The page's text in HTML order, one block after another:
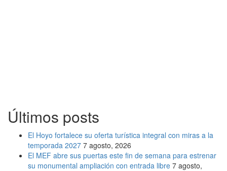
Últimos posts
El Hoyo fortalece su oferta turística integral con miras a la
temporada 2027 7 agosto, 2026
El MEF abre sus puertas este fin de semana para estrenar
su monumental ampliación con entrada libre 7 agosto,